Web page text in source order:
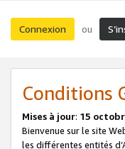
Connexion ou
Conditions
Mises à jour: 15
Bienvenue sur le site
les différentes entités